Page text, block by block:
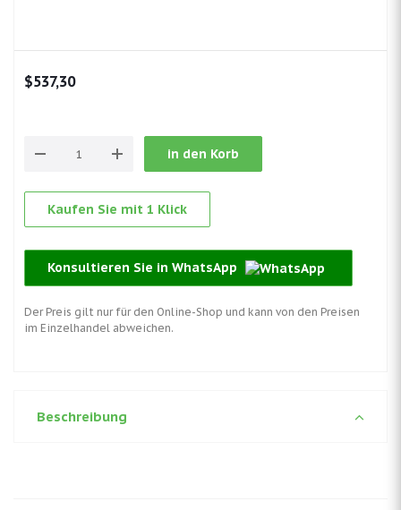
$537,30
in den Korb
Kaufen Sie mit 1 Klick
Konsultieren Sie in WhatsApp
Der Preis gilt nur für den Online-Shop und kann von den Preisen
im Einzelhandel abweichen.
Beschreibung